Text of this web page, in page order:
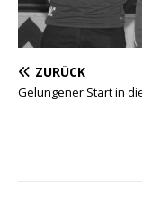
ZURÜCK
Gelungener Start in